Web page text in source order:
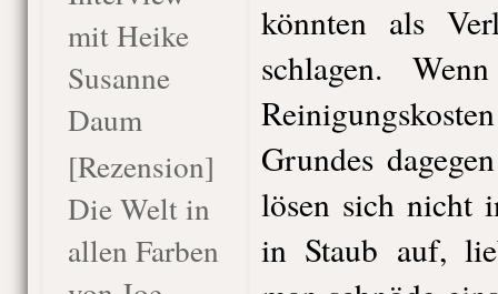
mit Heike
Susanne
Daum
[Rezension]
Die Welt in
allen Farben
könnten als
schlagen.
Grundes
lösen sich nicht
in Staub auf,